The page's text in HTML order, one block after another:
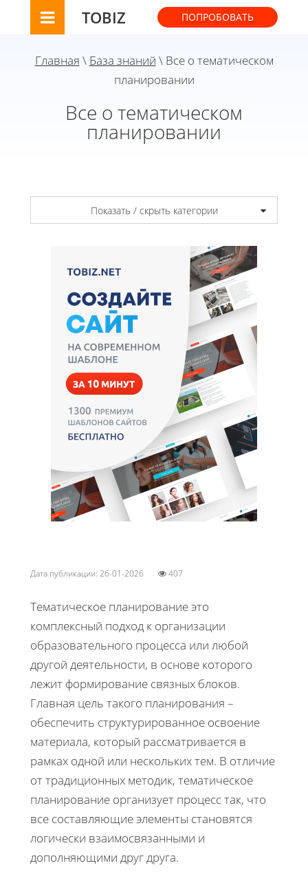
TOBIZ ПОПРОБОВАТЬ
Главная \ База знаний \ Все о тематическом
планировании
Все о тематическом
планировании
Показать / скрыть категории
Дата публикации: 26-01-2026 407
Тематическое планирование это
комплексный подход к организации
образовательного процесса или любой
другой деятельности, в основе которого
лежит формирование связных блоков.
Главная цель такого планирования –
обеспечить структурированное освоение
материала, который рассматривается в
рамках одной или нескольких тем. В отличие
от традиционных методик, тематическое
планирование организует процесс так, что
все составляющие элементы становятся
логически взаимосвязанными и
дополняющими друг друга.